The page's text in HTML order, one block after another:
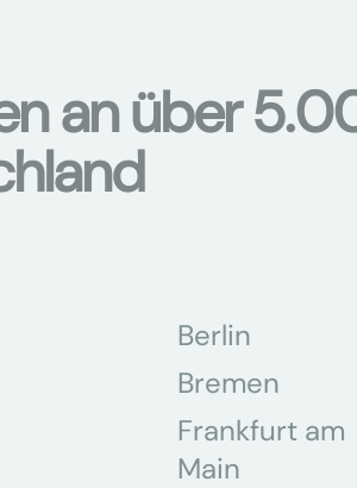
an über
Berlin
Bremen
Frankfurt am
Main